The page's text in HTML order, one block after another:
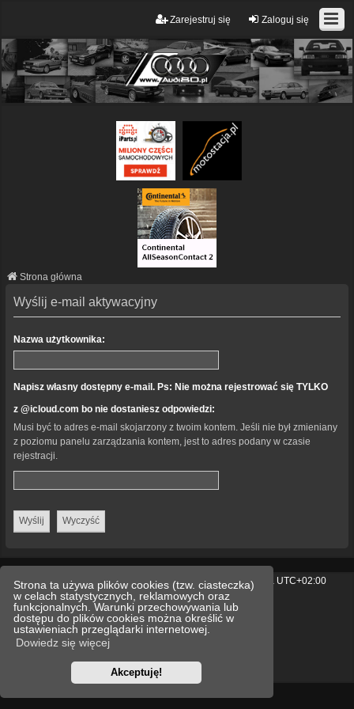
Strona ta używa plików cookies (tzw. ciasteczka)
w celach statystycznych, reklamowych oraz
funkcjonalnych. Warunki przechowywania lub
dostępu do plików cookies można określić w
ustawieniach przeglądarki internetowej.
Dowiedz się więcej
Akceptuję!
Zaloguj się
Zarejestruj się
Strona główna
Wyślij e-mail aktywacyjny
Nazwa użytkownika:
Napisz własny dostępny e-mail. Ps: Nie można rejestrować się TYLKO
z @icloud.com bo nie dostaniesz odpowiedzi:
Musi być to adres e-mail skojarzony z twoim kontem. Jeśli nie był zmieniany
z poziomu panelu zarządzania kontem, jest to adres podany w czasie
rejestracji.
Strona główna Usuń ciasteczka witryny Strefa czasowa UTC+02:00
Technologię dostarczaphpBB® Forum Software © phpBB Limited
Polski pakiet językowy dostarczaphpBB.pl
Stylewe_universalcreated by INVENTEA & v12mike
phpBB SEO
Zasady ochrony danych osobowych